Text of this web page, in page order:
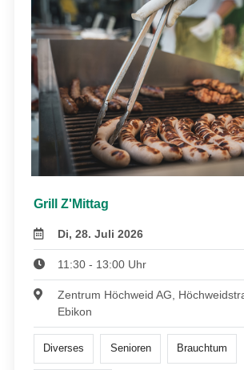
Grill Z'Mittag
Di, 28. Juli 2026
11:30 - 13:00 Uhr
Zentrum Höchweid AG,
Ebikon
Diverses Senioren Brauchtum